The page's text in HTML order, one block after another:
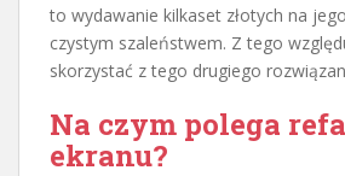
to wydawanie kilkaset złotych na
czystym szaleństwem. Z tego
skorzystać z tego drugiego
Na czym polega
ekranu?